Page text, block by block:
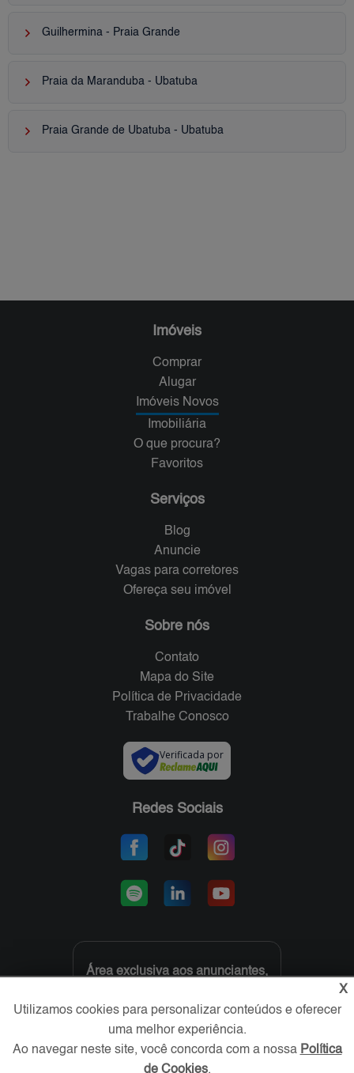
keyboard_arrow_right Guilhermina - Praia Grande
keyboard_arrow_right Praia da Maranduba - Ubatuba
keyboard_arrow_right Praia Grande de Ubatuba - Ubatuba
Imóveis
Comprar
Alugar
Imóveis Novos
Imobiliária
O que procura?
Favoritos
Serviços
Blog
Anuncie
Vagas para corretores
Ofereça seu imóvel
Sobre nós
Contato
Mapa do Site
Política de Privacidade
Trabalhe Conosco
Verificada por
Redes Sociais
Área exclusiva aos anunciantes,
X
Utilizamos cookies para personalizar conteúdos e oferecer
uma melhor experiência.
Ao navegar neste site, você concorda com a nossa Política
de Cookies.